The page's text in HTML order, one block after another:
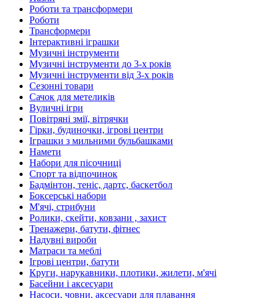
Роботи та трансформери
Роботи
Трансформери
Інтерактивні іграшки
Музичні інструменти
Музичні інструменти до 3-х років
Музичні інструменти від 3-х років
Сезонні товари
Сачок для метеликів
Вуличні ігри
Повітряні змії, вітрячки
Гірки, будиночки, ігрові центри
Іграшки з мильними бульбашками
Намети
Набори для пісочниці
Спорт та відпочинок
Бадмінтон, теніс, дартс, баскетбол
Боксерські набори
М'ячі, стрибуни
Ролики, скейти, ковзани , захист
Тренажери, батути, фітнес
Надувні вироби
Матраси та меблі
Ігрові центри, батути
Круги, нарукавники, плотики, жилети, м'ячі
Басейни і аксесуари
Насоси, човни, аксесуари для плавання